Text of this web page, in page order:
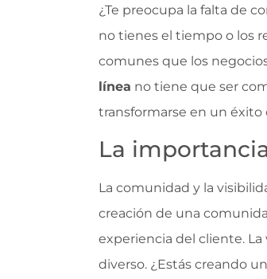
¿Te preocupa la falta de
no tienes el tiempo o los
comunes que los
línea no tiene que ser
transformarse en un éxito
La
La comunidad y la
creación de una
experiencia del cliente.
diverso. ¿Estás creando